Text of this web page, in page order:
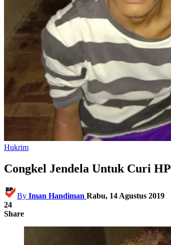
Hukrim
Congkel Jendela Untuk Curi HP
By Iman Handiman Rabu, 14 Agustus 2019
24
Share